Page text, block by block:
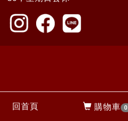
回首頁 購物車 0